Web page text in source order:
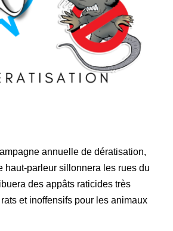
annuelle de dératisation,
haut-parleur sillonnera les rues du
des appâts raticides très
et inoffensifs pour les animaux